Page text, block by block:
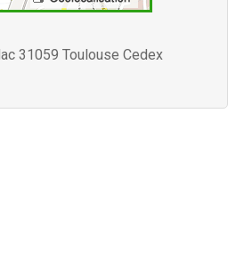
31059 Toulouse Cedex